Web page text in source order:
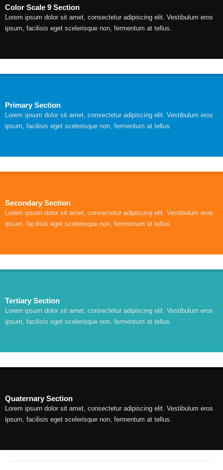
Color Scale 9 Section
Lorem ipsum dolor sit amet, consectetur adipiscing elit. Vestibulum eros
ipsum, facilisis eget scelerisque non, fermentum at tellus.
Primary Section
Lorem ipsum dolor sit amet, consectetur adipiscing elit. Vestibulum eros
ipsum, facilisis eget scelerisque non, fermentum at tellus.
Secondary Section
Lorem ipsum dolor sit amet, consectetur adipiscing elit. Vestibulum eros
ipsum, facilisis eget scelerisque non, fermentum at tellus.
Tertiary Section
Lorem ipsum dolor sit amet, consectetur adipiscing elit. Vestibulum eros
ipsum, facilisis eget scelerisque non, fermentum at tellus.
Quaternary Section
Lorem ipsum dolor sit amet, consectetur adipiscing elit. Vestibulum eros
ipsum, facilisis eget scelerisque non, fermentum at tellus.